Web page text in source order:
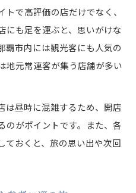
で高評価の店だけでなく、
にも足を運ぶと、思いがけな
覇市内には観光客にも人気の
地元常連客が集う店舗が多い
は昼時に混雑するため、開店
のがポイントです。また、各
ておくと、旅の思い出や次回